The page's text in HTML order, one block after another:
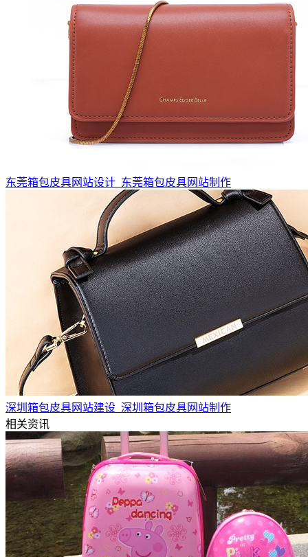
东莞箱包皮具网站设计_东莞箱包皮具网站制作
深圳箱包皮具网站建设_深圳箱包皮具网站制作
相关资讯